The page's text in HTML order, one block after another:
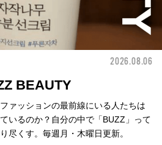
2026.08.06
BEAUTY
ァッションの最前線にいる人たちは
いるのか？自分の中で「BUZZ」って
尽くす。毎週月・木曜日更新。